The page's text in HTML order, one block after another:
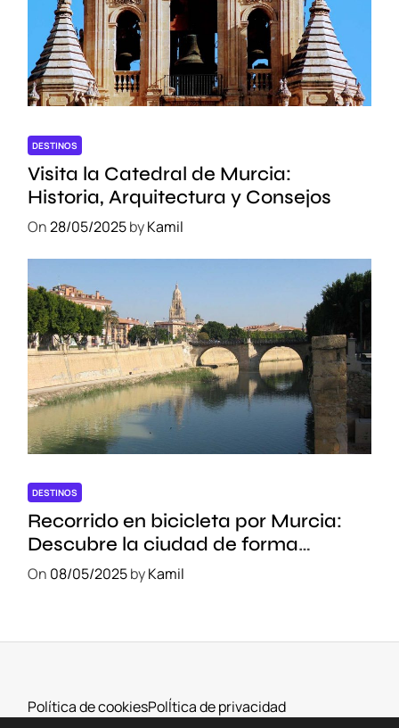
DESTINOS
Visita la Catedral de Murcia:
Historia, Arquitectura y Consejos
On28/05/2025byKamil
DESTINOS
Recorrido en bicicleta por Murcia:
Descubre la ciudad de forma
sostenible
On 08/05/2025byKamil
Política de cookiesPolÍtica de privacidad